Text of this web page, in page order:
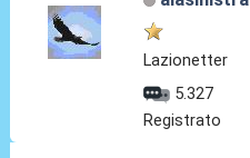
Lazionetter
5.327
Registrato